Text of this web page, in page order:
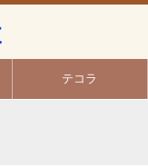
テコラ